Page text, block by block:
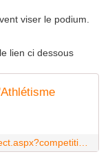
viser le podium.
lien ci dessous